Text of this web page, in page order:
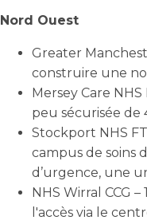
Nord Ouest
Greater
construire une
Mersey Care
peu sécurisée de
Stockport NHS
campus de soins
d’urgence, une
NHS Wirral CCG
l'accès via le